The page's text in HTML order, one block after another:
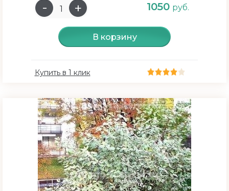
1050 руб.
В корзину
Купить в 1 клик